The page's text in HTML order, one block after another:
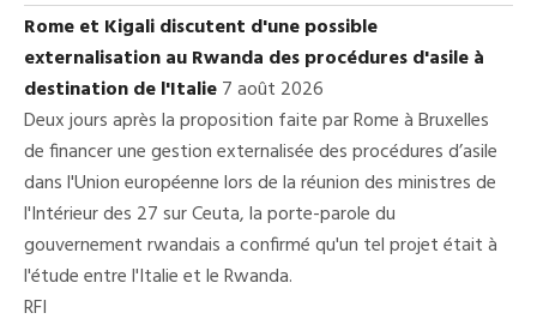
Rome et Kigali discutent d'une possible
externalisation au Rwanda des procédures d'asile à
destination de l'Italie7 août 2026
Deux jours après la proposition faite par Rome à Bruxelles
de financer une gestion externalisée des procédures d’asile
dans l'Union européenne lors de la réunion des ministres de
l'Intérieur des 27 sur Ceuta, la porte-parole du
gouvernement rwandais a confirmé qu'un tel projet était à
l'étude entre l'Italie et le Rwanda.
RFI